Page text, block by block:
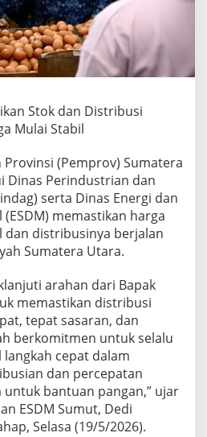
Stok dan Distribusi
Mulai Stabil
Provinsi (Pemprov) Sumatera
Dinas Perindustrian dan
serta Dinas Energi dan
memastikan harga
dan distribusinya berjalan
Sumatera Utara.
arahan dari Bapak
memastikan distribusi
tepat sasaran, dan
berkomitmen untuk selalu
cepat dalam
dan percepatan
bantuan pangan,” ujar
ESDM Sumut, Dedi
Selasa (19/5/2026).